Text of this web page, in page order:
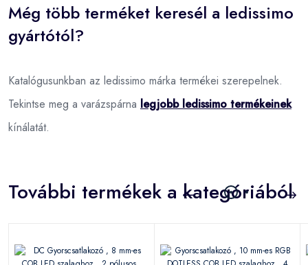
Még több terméket keresél a ledissimo
gyártótól?
Katalógusunkban az ledissimo márka termékei szerepelnek.
Tekintse meg a varázspárna legjobb ledissimo termékeinek
kínálatát.
További termékek a kategóriából